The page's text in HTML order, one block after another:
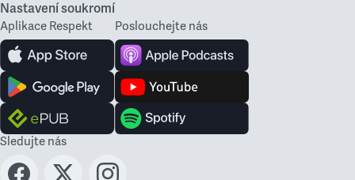
Nastavení soukromí
Aplikace Respekt Poslouchejte nás
Sledujte nás